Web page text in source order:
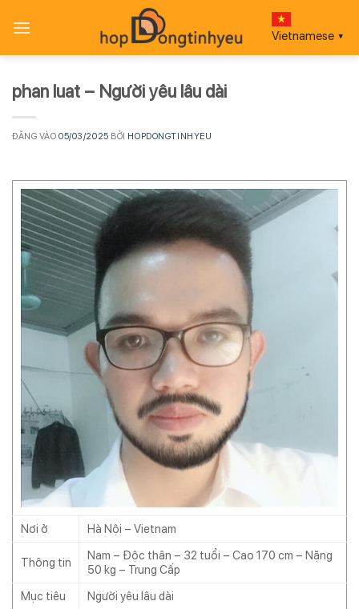
qua
Vietnamese ▼
phan luat – Người yêu lâu dài
ĐĂNG VÀO05/03/2025 BỞI HOPDONGTINHYEU
Nơi ở Hà Nội – Vietnam
Thông tin
Nam – Độc thân – 32 tuổi – Cao 170 cm – Nặng
50 kg – Trung Cấp
Mục tiêu
Người yêu lâu dài